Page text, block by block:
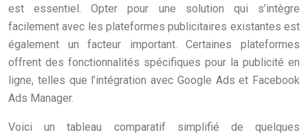
est essentiel. Opter pour une solution qui s’intègre
facilement avec les plateformes publicitaires existantes est
également un facteur important. Certaines plateformes
offrent des fonctionnalités spécifiques pour la publicité en
ligne, telles que l’intégration avec Google Ads et Facebook
Ads Manager.
Voici un tableau comparatif simplifié de quelques